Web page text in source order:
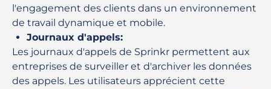
l'engagement des clients dans un environnement
de travail dynamique et mobile.
Journaux d'appels:
Les journaux d'appels de Sprinkr permettent aux
entreprises de surveiller et d'archiver les données
des appels. Les utilisateurs apprécient cette